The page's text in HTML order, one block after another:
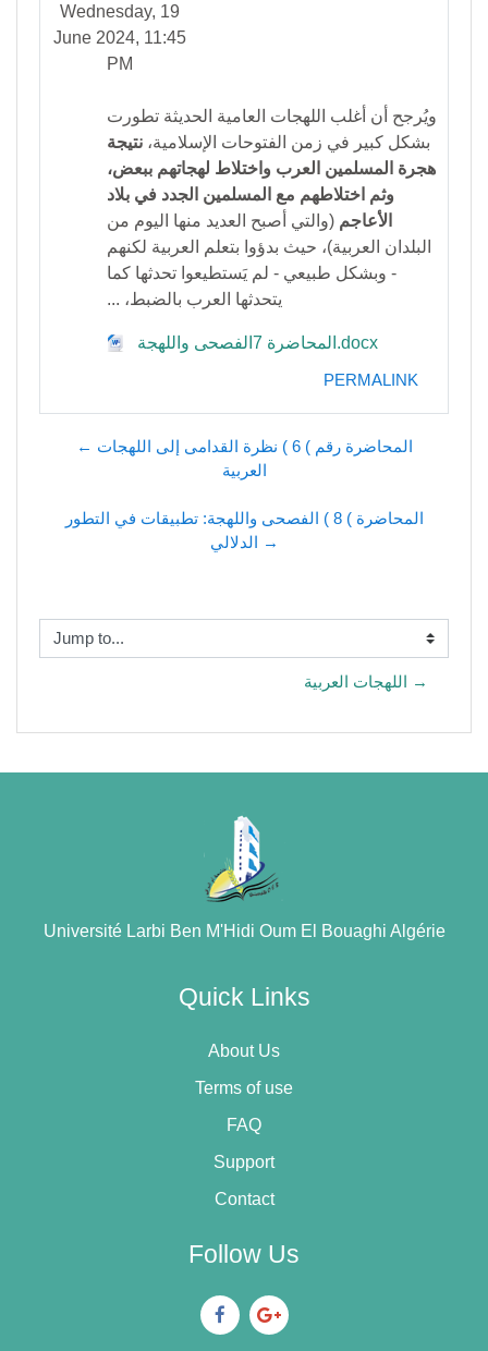
Wednesday, 19
June 2024, 11:45
PM
ويُرجح أن أغلب اللهجات العامية الحديثة تطورت
بشكل كبير في زمن الفتوحات الإسلامية، نتيجة
هجرة المسلمين العرب واختلاط لهجاتهم ببعض،
وثم اختلاطهم مع المسلمين الجدد في بلاد
الأعاجم (والتي أصبح العديد منها اليوم من
البلدان العربية)، حيث بدؤوا بتعلم العربية لكنهم
- وبشكل طبيعي - لم يَستطيعوا تحدثها كما
يتحدثها العرب بالضبط، ...
المحاضرة 7الفصحى واللهجة.docx
PERMALINK
← المحاضرة رقم ) 6 ) نظرة القدامى إلى اللهجات
العربية
المحاضرة ) 8 ) الفصحى واللهجة: تطبيقات في التطور
الدلالي →
Jump to...
اللهجات العربية →
Université Larbi Ben M'Hidi Oum El Bouaghi Algérie
Quick Links
About Us
Terms of use
FAQ
Support
Contact
Follow Us